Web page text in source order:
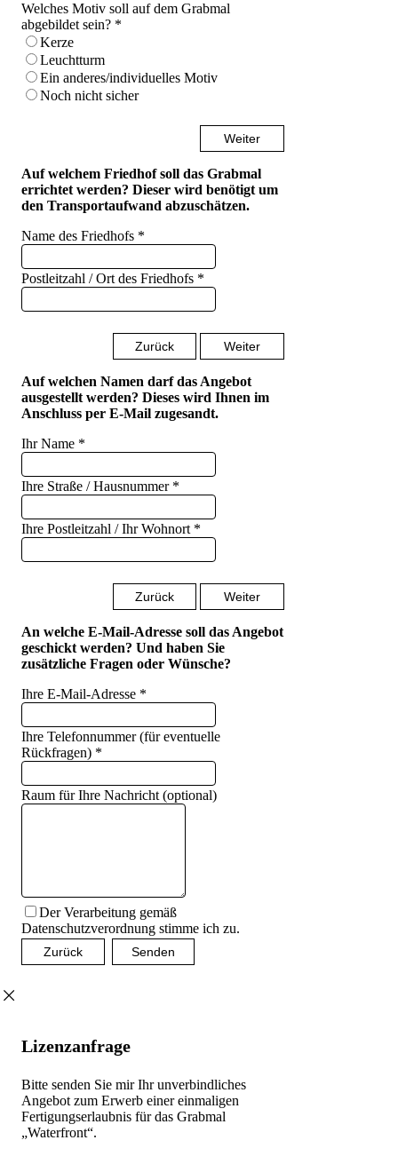
Welches Motiv soll auf dem Grabmal
abgebildet sein? *
Kerze
Leuchtturm
Ein anderes/individuelles Motiv
Noch nicht sicher
Weiter
Auf welchem Friedhof soll das Grabmal
errichtet werden? Dieser wird benötigt um
den Transportaufwand abzuschätzen.
Name des Friedhofs *
Postleitzahl / Ort des Friedhofs *
Zurück Weiter
Auf welchen Namen darf das Angebot
ausgestellt werden? Dieses wird Ihnen im
Anschluss per E-Mail zugesandt.
Ihr Name *
Ihre Straße / Hausnummer *
Ihre Postleitzahl / Ihr Wohnort *
Zurück Weiter
An welche E-Mail-Adresse soll das Angebot
geschickt werden? Und haben Sie
zusätzliche Fragen oder Wünsche?
Ihre E-Mail-Adresse *
Ihre Telefonnummer (für eventuelle
Rückfragen) *
Raum für Ihre Nachricht (optional)
Der Verarbeitung gemäß
Datenschutzverordnung stimme ich zu.
Zurück Senden
Lizenzanfrage
Bitte senden Sie mir Ihr unverbindliches
Angebot zum Erwerb einer einmaligen
Fertigungserlaubnis für das Grabmal
„Waterfront“.